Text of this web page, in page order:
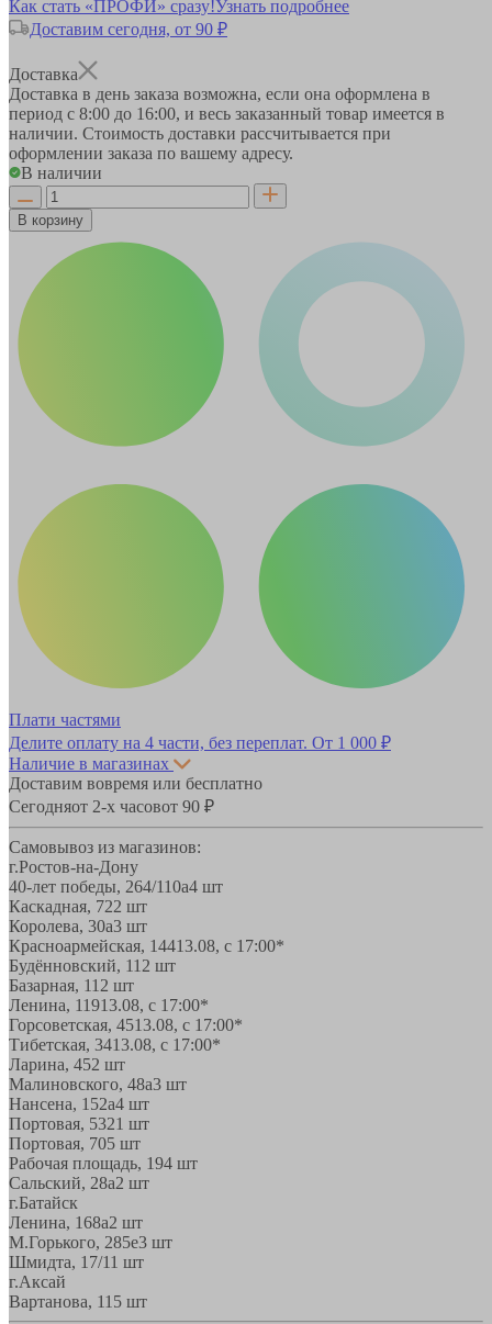
Как стать «ПРОФИ» сразу!Узнать подробнее
Доставим сегодня, от 90 ₽
Доставка
Доставка в день заказа возможна, если она оформлена в
период с 8:00 до 16:00, и весь заказанный товар имеется в
наличии. Стоимость доставки рассчитывается при
оформлении заказа по вашему адресу.
В наличии
В корзину
Плати частями
Делите оплату на 4 части, без переплат. От 1 000 ₽
Наличие в магазинах
Доставим вовремя или бесплатно
Сегодняот 2-х часовот 90 ₽
Самовывоз из магазинов:
г.Ростов-на-Дону
40-лет победы, 264/110а4 шт
Каскадная, 722 шт
Королева, 30а3 шт
Красноармейская, 14413.08, с 17:00*
Будённовский, 11 2 шт
Базарная, 11 2 шт
Ленина, 11913.08, с 17:00*
Горсоветская, 4513.08, с 17:00*
Тибетская, 3413.08, с 17:00*
Ларина, 452 шт
Малиновского, 48а3 шт
Нансена, 152а4 шт
Портовая, 5321 шт
Портовая, 705 шт
Рабочая площадь, 194 шт
Сальский, 28a2 шт
г.Батайск
Ленина, 168а2 шт
М.Горького, 285е3 шт
Шмидта, 17/11 шт
г.Аксай
Вартанова, 11 5 шт